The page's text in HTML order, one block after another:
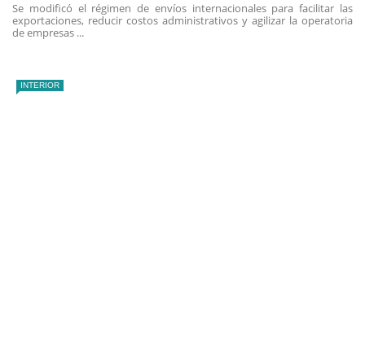
Se modificó el régimen de envíos internacionales para facilitar las
exportaciones, reducir costos administrativos y agilizar la operatoria
de empresas ...
INTERIOR